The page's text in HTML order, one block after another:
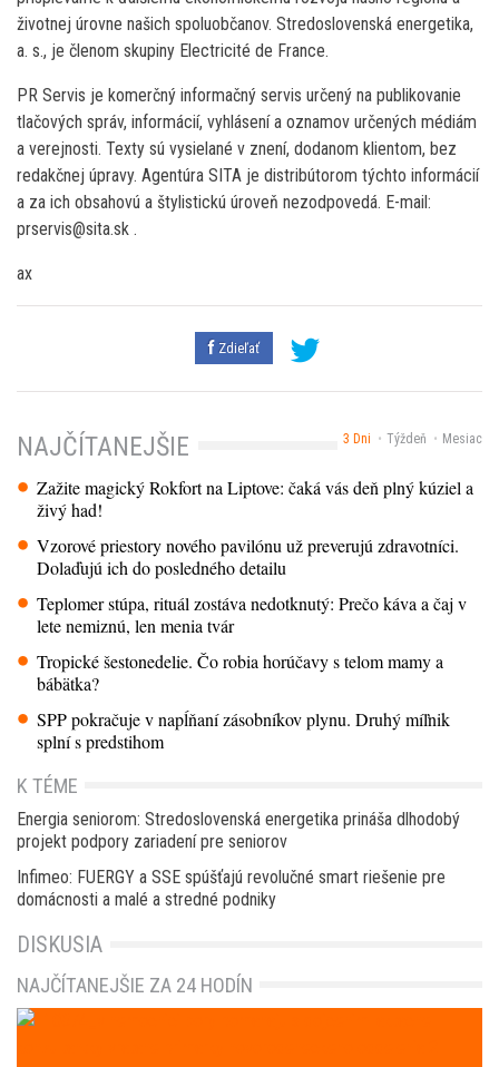
životnej úrovne našich spoluobčanov. Stredoslovenská energetika,
a. s., je členom skupiny Electricité de France.
PR Servis je komerčný informačný servis určený na publikovanie
tlačových správ, informácií, vyhlásení a oznamov určených médiám
a verejnosti. Texty sú vysielané v znení, dodanom klientom, bez
redakčnej úpravy. Agentúra SITA je distribútorom týchto informácií
a za ich obsahovú a štylistickú úroveň nezodpovedá. E-mail:
prservis@sita.sk .
ax
Zdieľať
3 Dni Týždeň Mesiac
NAJČÍTANEJŠIE
Zažite magický Rokfort na Liptove: čaká vás deň plný kúziel a
živý had!
Vzorové priestory nového pavilónu už preverujú zdravotníci.
Dolaďujú ich do posledného detailu
Teplomer stúpa, rituál zostáva nedotknutý: Prečo káva a čaj v
lete nemiznú, len menia tvár
Tropické šestonedelie. Čo robia horúčavy s telom mamy a
bábätka?
SPP pokračuje v napĺňaní zásobníkov plynu. Druhý míľnik
splní s predstihom
K TÉME
Energia seniorom: Stredoslovenská energetika prináša dlhodobý
projekt podpory zariadení pre seniorov
Infimeo: FUERGY a SSE spúšťajú revolučné smart riešenie pre
domácnosti a malé a stredné podniky
DISKUSIA
NAJČÍTANEJŠIE ZA 24 HODÍN